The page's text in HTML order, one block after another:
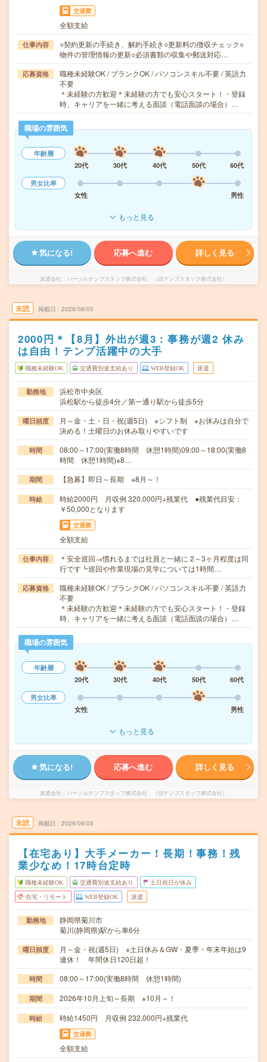
交通費
全額支給
仕事内容
○契約更新の手続き、解約手続き○更新料の徴収チェック○
物件の管理情報の更新○必須書類の収集や郵送対応…
応募資格
職種未経験OK / ブランクOK / パソコンスキル不要 / 英語力
不要
＊未経験の方歓迎＊未経験の方でも安心スタート！・登録
時、キャリアを一緒に考える面談（電話面談の場合）…
職場の雰囲気
年齢層
20代
30代 40代 50代
60代
男女比率
女性
男性
もっと見る
気になる! 応募へ進む 詳しく見る
派遣会社 パーソルテンプスタッフ株式会社 （旧テンプスタッフ株式会社）
未読 掲載日 2026/08/05
2000円＊【8月】外出が週3：事務が週2 休み
は自由！テンプ活躍中の大手
職種未経験OK 交通費別途支給あり WEB登録OK 派遣
勤務地
浜松市中央区
浜松駅から徒歩4分／第一通り駅から徒歩5分
曜日頻度
月～金・土・日・祝(週5日) ※シフト制 ※お休みは自分で
決める！土曜日のお休み取りやすいです
時間
08:00～17:00(実働8時間 休憩1時間)09:00～18:00(実働8
時間 休憩1時間)※8…
期間 【急募】即日～長期 ※8月～！
時給
時給2000円 月収例 320,000円+残業代 ●残業代目安：
￥50,000となります
交通費
全額支給
仕事内容
＊安全巡回→慣れるまでは社員と一緒に 2～3ヶ月程度は同
行です┗巡回や作業現場の見学については1時間…
応募資格
職種未経験OK / ブランクOK / パソコンスキル不要 / 英語力
不要
＊未経験の方歓迎＊未経験の方でも安心スタート！・登録
時、キャリアを一緒に考える面談（電話面談の場合）…
職場の雰囲気
年齢層
20代
30代 40代 50代
60代
男女比率
女性
男性
もっと見る
気になる! 応募へ進む 詳しく見る
派遣会社 パーソルテンプスタッフ株式会社 （旧テンプスタッフ株式会社）
未読 掲載日 2026/08/05
【在宅あり】大手メーカー！長期！事務！残
業少なめ！17時台定時
職種未経験OK 交通費別途支給あり 土日祝日が休み
在宅・リモート WEB登録OK 派遣
勤務地
静岡県菊川市
菊川(静岡県)駅から車6分
曜日頻度
月～金・祝(週5日) ※土日休み＆GW・夏季・年末年始は9
連休！ 年間休日120日超！
時間 08:00～17:00(実働8時間 休憩1時間)
期間 2026年10月上旬～長期 ※10月～！
時給 時給1450円 月収例 232,000円+残業代
交通費
全額支給